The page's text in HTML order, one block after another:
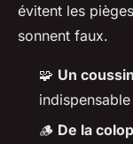
évitent les
sonnent faux.
🧩 Un
🪵 De la